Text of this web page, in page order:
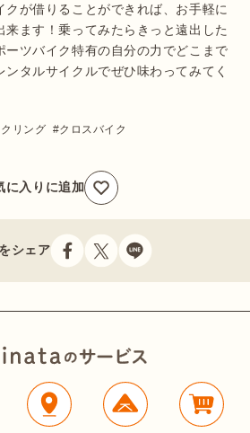
が借りることができれば、お手軽に
来ます！乗ってみたらきっと遠出した
ーツバイク特有の自分の力でどこまで
ンタルサイクルでぜひ味わってみてく
リング クロスバイク
に入りに追加
シェア